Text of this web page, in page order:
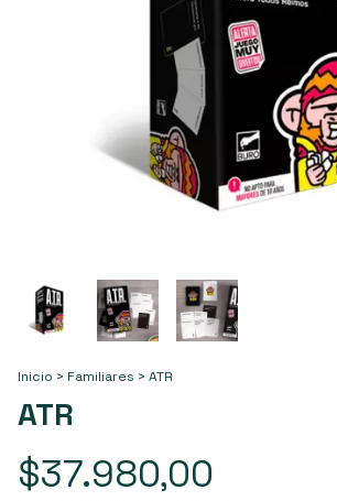
Inicio > Familiares > ATR
ATR
$37.980,00